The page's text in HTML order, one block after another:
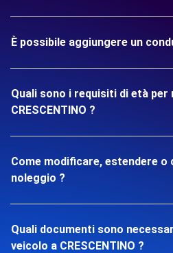
È possibile aggiungere un
Quali sono i requisiti di età per
CRESCENTINO ?
Come modificare, estendere o
noleggio ?
Quali documenti sono
veicolo a CRESCENTINO ?